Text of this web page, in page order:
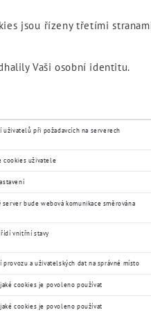
jsou řízeny třetími
Vaši osobní identitu.
uživatelů při požadavcích na serverech
cookies uživatele
server bude webová komunikace směrována
vnitřní stavy
provozu a uživatelských dat na správné místo
cookies je povoleno používat
cookies je povoleno používat